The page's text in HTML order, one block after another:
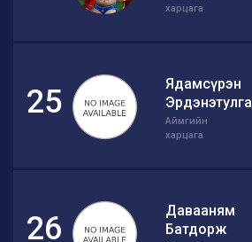
харцага
25
Ядамсүрэн
Эрдэнэтулга
Аймгийн
харцага
26
Давааням
Батдорж